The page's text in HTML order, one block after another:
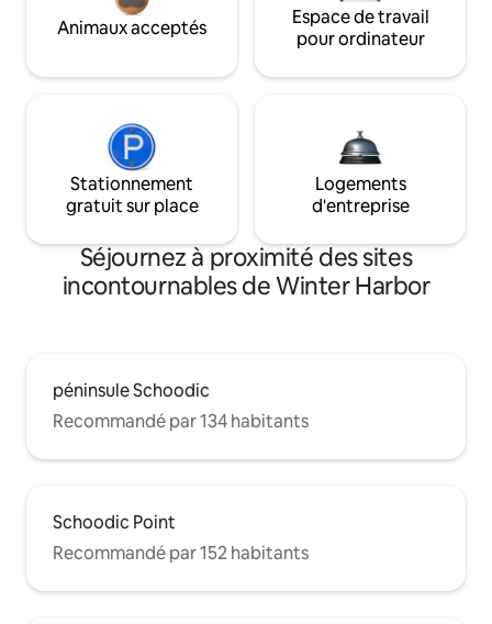
Animaux acceptés
Espace de travail
pour ordinateur
Stationnement
gratuit sur place
Logements
d'entreprise
Séjournez à proximité des sites
incontournables de Winter Harbor
péninsule Schoodic
Recommandé par 134 habitants
Schoodic Point
Recommandé par 152 habitants